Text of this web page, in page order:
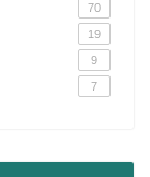
70
19
9
7